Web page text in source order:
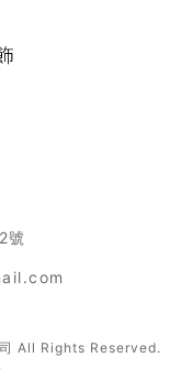
號
All Rights Reserved.